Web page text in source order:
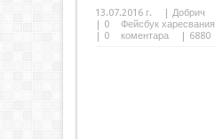
13.07.2016 г.
Добрич
0
Фейсбук харесвания
0 коментара | 6880